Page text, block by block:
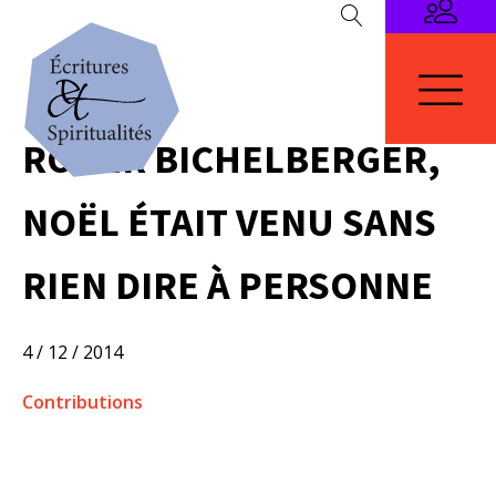
ROGER BICHELBERGER,
NOËL ÉTAIT VENU SANS
RIEN DIRE À PERSONNE
4 / 12 / 2014
Contributions